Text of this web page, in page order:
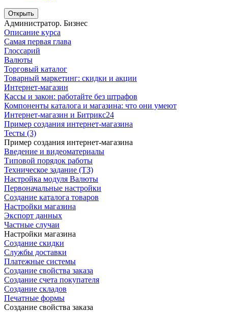
Открыть
Администратор. Бизнес
Описание курса
Самая первая глава
Глоссарий
Валюты
Торговый каталог
Товарный маркетинг: скидки и акции
Интернет-магазин
Кассы и закон: работайте без штрафов
Компоненты каталога и магазина: что они умеют
Интернет-магазин и Битрикс24
Пример создания интернет-магазина
Тесты (3)
Пример создания интернет-магазина
Введение и видеоматериалы
Типовой порядок работы
Техническое задание (ТЗ)
Настройка модуля Валюты
Первоначальные настройки
Создание каталога товаров
Настройки магазина
Экспорт данных
Частные случаи
Настройки магазина
Создание скидки
Службы доставки
Платежные системы
Создание свойства заказа
Создание счета покупателя
Создание складов
Печатные формы
Создание свойства заказа